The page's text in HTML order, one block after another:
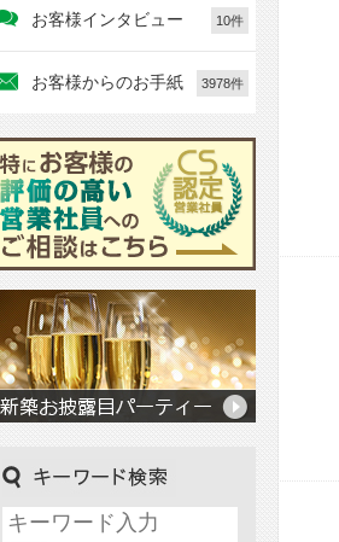
お客様インタビュー 10件
お客様からのお手紙 3978件